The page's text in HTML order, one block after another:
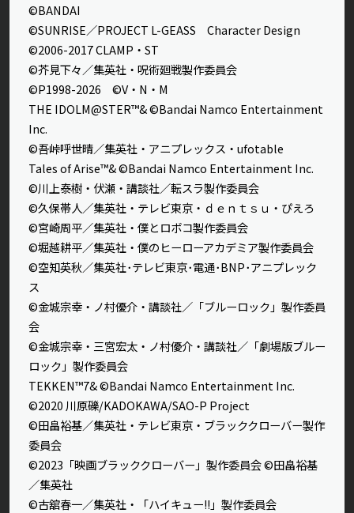
©BANDAI
©SUNRISE／PROJECT L-GEASS Character Design
©2006-2017 CLAMP・ST
©芥見下々／集英社・呪術廻戦製作委員会
©P1998-2026 ©V・N・M
THE IDOLM@STER™& ©Bandai Namco Entertainment
Inc.
©吾峠呼世晴／集英社・アニプレックス・ufotable
Tales of Arise™& ©Bandai Namco Entertainment Inc.
©川上泰樹・伏瀬・講談社／転スラ製作委員会
©久保帯人／集英社・テレビ東京・ｄｅｎｔｓｕ・ぴえろ
©宮崎周平／集英社・僕とロボコ製作委員会
©堀越耕平／集英社・僕のヒーローアカデミア製作委員会
©空知英秋／集英社･テレビ東京･電通･BNP･アニプレック
ス
©金城宗幸・ノ村優介・講談社／「ブルーロック」製作委員
会
©金城宗幸・三宮宏太・ノ村優介・講談社／「劇場版ブルー
ロック」製作委員会
TEKKEN™7& ©Bandai Namco Entertainment Inc.
©2020 川原礫/KADOKAWA/SAO-P Project
©田畠裕基／集英社・テレビ東京・ブラッククローバー製作
委員会
©2023「映画ブラッククローバー」製作委員会 ©田畠裕基
／集英社
©古舘春一／集英社・「ハイキュー!!」製作委員会